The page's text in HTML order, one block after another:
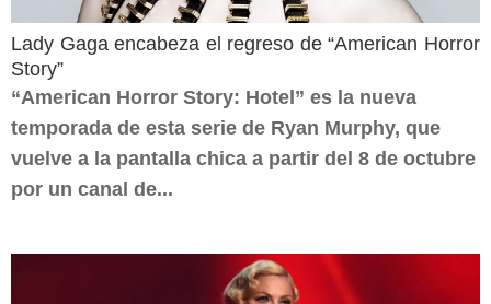
Lady Gaga encabeza el regreso de “American Horror
Story”
“American Horror Story: Hotel” es la nueva
temporada de esta serie de Ryan Murphy, que
vuelve a la pantalla chica a partir del 8 de octubre
por un canal de...